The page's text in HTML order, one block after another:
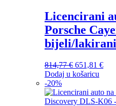
Licencirani
Porsche
bijeli/lakirani
814,77€ Izvorna
cijena
je:
814,77 €.
651,81 €
Dodaj u košaricu
-20%